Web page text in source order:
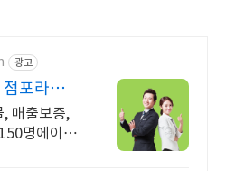
광고
포라인
거래
매출보증,
명에이전